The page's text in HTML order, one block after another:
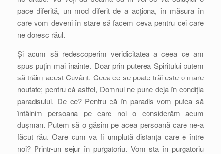
pace diferită, un mod diferit de a acționa, în măsura în
care vom deveni în stare să facem ceva pentru cei care
ne doresc răul.
Și acum să redescoperim veridicitatea a ceea ce am
spus puțin mai înainte. Doar prin puterea Spiritului putem
să trăim acest Cuvânt. Ceea ce se poate trăi este o mare
noutate; pentru că astfel, Domnul ne pune deja în condiția
paradisului. De ce? Pentru că în paradis vom putea să
întâlnim persoana pe care noi o considerăm acum
dușman. Putem să o găsim pe acea persoană care ne-a
făcut rău. Oare cum va fi umplută distanța care e între
noi? Printr-un sejur în purgatoriu. Vom sta în purgatoriu